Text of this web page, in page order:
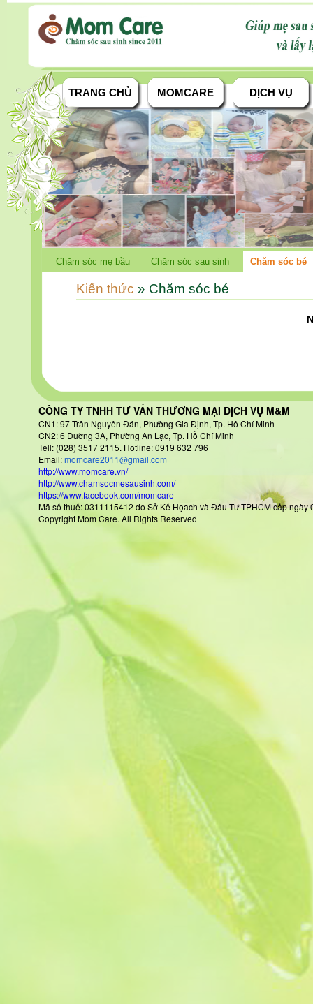
TRANG CHỦ MOMCARE DỊCH VỤ
Chăm sóc mẹ bầu Chăm sóc sau sinh Chăm sóc bé
Kiến thức » Chăm sóc bé
CÔNG TY TNHH TƯ VẤN THƯƠNG MẠI DỊCH VỤ M&M
CN1: 97 Trần Nguyên Đán, Phường Gia Định, Tp. Hồ Chí Minh
CN2: 6 Đường 3A, Phường An Lạc, Tp. Hồ Chí Minh
Tell: (028) 3517 2115. Hotline: 0919 632 796
Email:momcare2011@gmail.com
http://www.momcare.vn/
http://www.chamsocmesausinh.com/
https://www.facebook.com/momcare
Mã số thuế: 0311115412 do Sở Kế Họach và Đầu Tư TPHCM
Copyright Mom Care. All Rights Reserved